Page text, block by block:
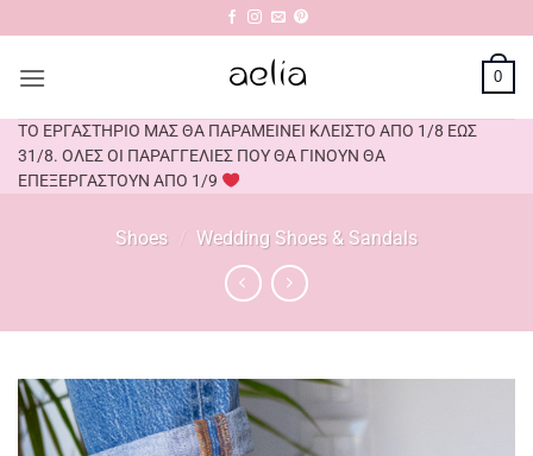
στο
περιεχόμενο
0
ΤΟ ΕΡΓΑΣΤΗΡΙΟ ΜΑΣ ΘΑ ΠΑΡΑΜΕΙΝΕΙ ΚΛΕΙΣΤΟ ΑΠΟ 1/8 ΕΩΣ
31/8. ΟΛΕΣ ΟΙ ΠΑΡΑΓΓΕΛΙΕΣ ΠΟΥ ΘΑ ΓΙΝΟΥΝ ΘΑ
ΕΠΕΞΕΡΓΑΣΤΟΥΝ ΑΠΟ 1/9
Shoes Wedding Shoes & Sandals